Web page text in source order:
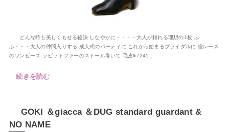
どんな時も美しくもせる秘訣 しなやかに・・・・大人が頼れる理想の1枚 ふ
ふ・・・大人の仲間入りする 成人式のパーティに これから始まるブライダルに 総レース
のワンピース ラビットファーのストール巻いて 毛皮¥7245...
続きを読む
GOKI ＆giacca ＆DUG standard guardant &
NO NAME